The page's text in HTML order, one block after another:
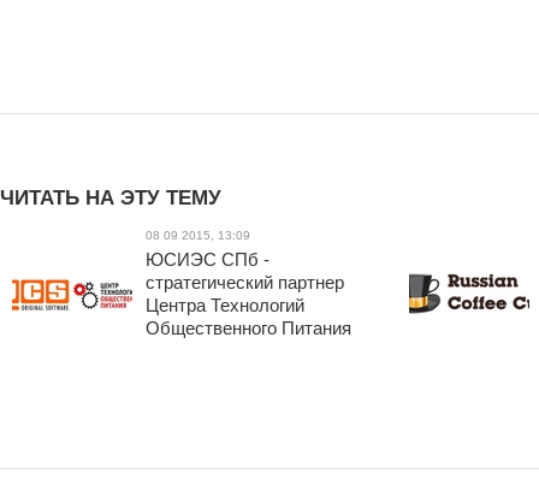
ЧИТАТЬ НА ЭТУ ТЕМУ
08 09 2015, 13:09
ЮСИЭС СПб -
стратегический партнер
Центра Технологий
Общественного Питания